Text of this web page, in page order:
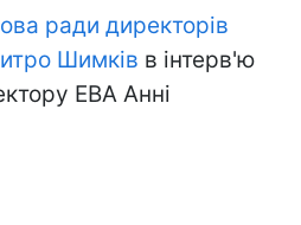
ради директорів
Шимків в інтерв'ю
EBA Анні